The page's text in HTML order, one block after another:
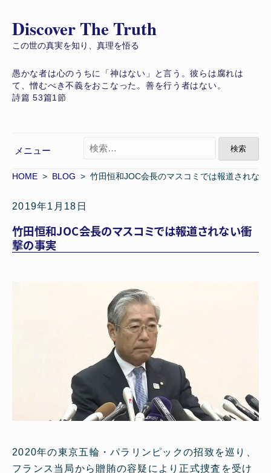
コ
ン
ン
ツ
ッ
プ
Discover The Truth
この世の真実を知り、真理を悟る
愚かな者は心のうちに「神はない」と言う。彼らは腐れは
て、憎むべき不義をおこなった。善を行う者はない。
詩篇 53篇1節
メニュー
索
HOME > BLOG > 竹田恒和JOC会長のマスコミでは報道されない
2019年1月18日
竹田恒和JOC会長のマスコミでは報道されない衝
撃の事実
2020年の東京五輪・パラリンピックの招致を巡り、
フランス当局から贈賄の容疑により正式捜査を受け